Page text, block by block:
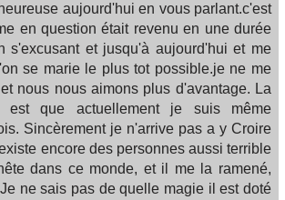
aujourd'hui en vous parlant.c'est
en question était revenu en une durée
s'excusant et jusqu'à aujourd'hui et me
se marie le plus tot possible.je ne me
nous nous aimons plus d'avantage. La
est que actuellement je suis même
Sincèrement je n'arrive pas a y Croire
encore des personnes aussi terrible
dans ce monde, et il me la ramené,
ne sais pas de quelle magie il est doté